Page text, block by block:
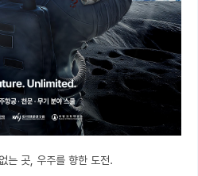
는 곳, 우주를 향한 도전.